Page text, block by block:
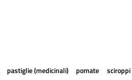
pastiglie (medicinali) pomate sciroppi